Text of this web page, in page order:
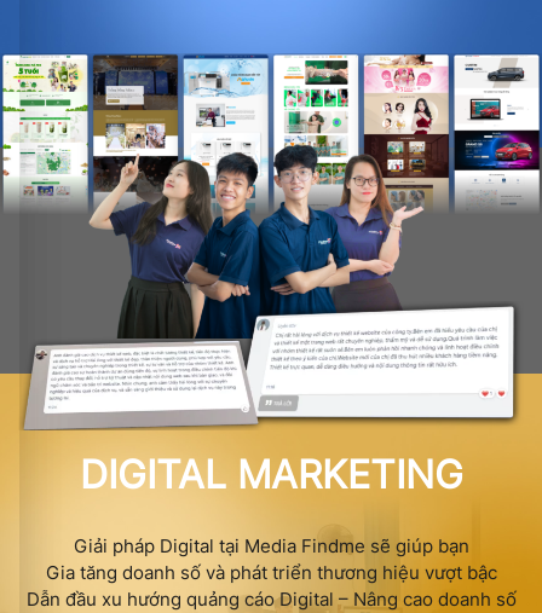
DIGITAL MARKETING
Giải pháp Digital tại Media Findme sẽ giúp bạn
Gia tăng doanh số và phát triển thương hiệu vượt bậc
Dẫn đầu xu hướng quảng cáo Digital – Nâng cao doanh số